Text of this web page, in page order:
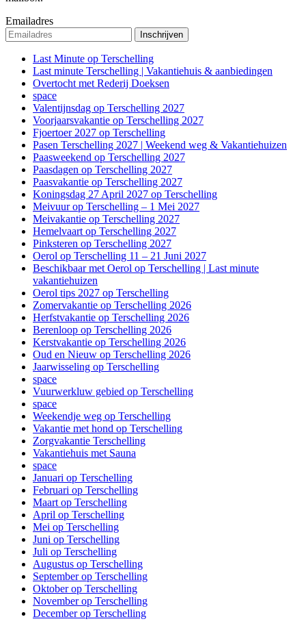
Emailadres
Last Minute op Terschelling
Last minute Terschelling | Vakantiehuis & aanbiedingen
Overtocht met Rederij Doeksen
space
Valentijnsdag op Terschelling 2027
Voorjaarsvakantie op Terschelling 2027
Fjoertoer 2027 op Terschelling
Pasen Terschelling 2027 | Weekend weg & Vakantiehuizen
Paasweekend op Terschelling 2027
Paasdagen op Terschelling 2027
Paasvakantie op Terschelling 2027
Koningsdag 27 April 2027 op Terschelling
Meivuur op Terschelling – 1 Mei 2027
Meivakantie op Terschelling 2027
Hemelvaart op Terschelling 2027
Pinksteren op Terschelling 2027
Oerol op Terschelling 11 – 21 Juni 2027
Beschikbaar met Oerol op Terschelling | Last minute
vakantiehuizen
Oerol tips 2027 op Terschelling
Zomervakantie op Terschelling 2026
Herfstvakantie op Terschelling 2026
Berenloop op Terschelling 2026
Kerstvakantie op Terschelling 2026
Oud en Nieuw op Terschelling 2026
Jaarwisseling op Terschelling
space
Vuurwerkluw gebied op Terschelling
space
Weekendje weg op Terschelling
Vakantie met hond op Terschelling
Zorgvakantie Terschelling
Vakantiehuis met Sauna
space
Januari op Terschelling
Februari op Terschelling
Maart op Terschelling
April op Terschelling
Mei op Terschelling
Juni op Terschelling
Juli op Terschelling
Augustus op Terschelling
September op Terschelling
Oktober op Terschelling
November op Terschelling
December op Terschelling